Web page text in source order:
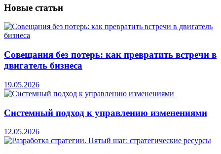
Новые статьи
Совещания без потерь: как превратить встречи в
двигатель бизнеса
19.05.2026
Системный подход к управлению изменениями
12.05.2026